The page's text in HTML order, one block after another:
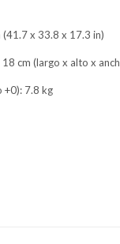
x 33.8 x 17.3 in)
cm (largo x alto x
+0): 7.8 kg